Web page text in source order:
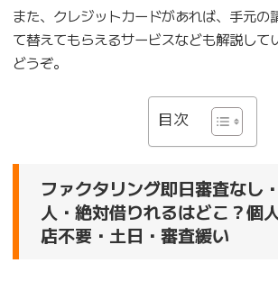
また、クレジットカードがあれば、手元の
て替えてもらえるサービスなども解説して
どうぞ。
目次
ファクタリング即日審査なし
人・絶対借りれるはどこ？個
店不要・土日・審査緩い